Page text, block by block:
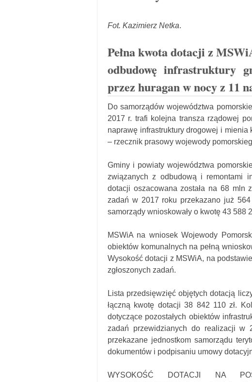
Fot. Kazimierz Netka.
Pełna kwota dotacji z
odbudowę infrastruktury
przez huragan w nocy z 11
Do samorządów województwa
2017 r. trafi kolejna transza rządowej
naprawę infrastruktury drogowej i mienia
– rzecznik prasowy wojewody
Gminy i powiaty województwa
związanych z odbudową i remontami
dotacji oszacowana została na 68 mln
zadań w 2017 roku przekazano już
samorządy wnioskowały o kwotę 43 588
MSWiA na wniosek Wojewody
obiektów komunalnych na pełną
Wysokość dotacji z MSWiA, na
zgłoszonych zadań.
Lista przedsięwzięć objętych dotacją
łączną kwotę dotacji 38 842 110 zł.
dotyczące pozostałych obiektów
zadań przewidzianych do realizacji w
przekazane jednostkom samorządu
dokumentów i podpisaniu umowy
WYSOKOŚĆ DOTACJI NA